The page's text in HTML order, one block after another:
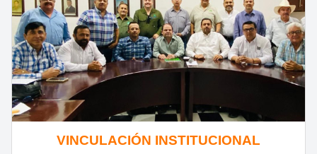
VINCULACIÓN INSTITUCIONAL